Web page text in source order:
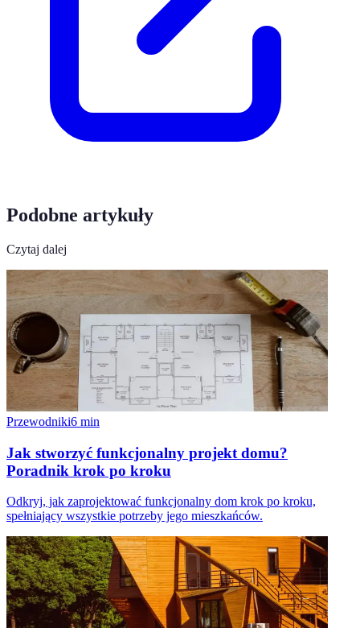
Podobne artykuły
Czytaj dalej
Przewodniki6 min
Jak stworzyć funkcjonalny projekt domu?
Poradnik krok po kroku
Odkryj, jak zaprojektować funkcjonalny dom krok po kroku,
spełniający wszystkie potrzeby jego mieszkańców.